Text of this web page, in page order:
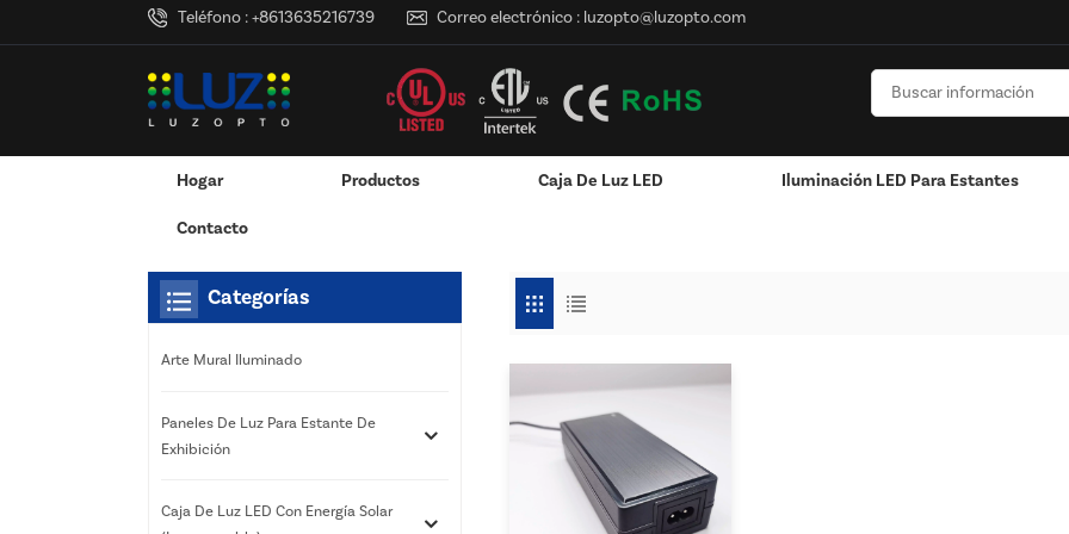
Teléfono :+8613635216739 Correo electrónico : luzopto@luzopto.com
Hogar Productos Caja De Luz LED Iluminación LED Para Estantes
Contacto
Categorías
Arte Mural Iluminado
Paneles De Luz Para Estante De
Exhibición
Caja De Luz LED Con Energía Solar